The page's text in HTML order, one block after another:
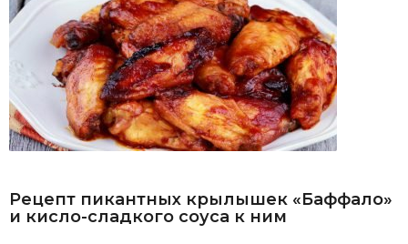
Рецепт пикантных крылышек «Баффало»
и кисло-сладкого соуса к ним